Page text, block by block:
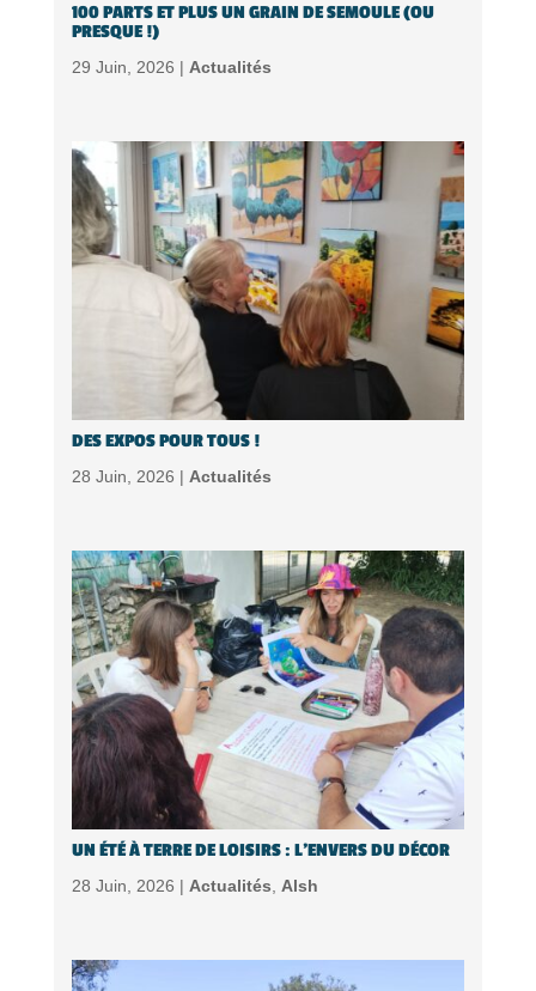
100 PARTS ET PLUS UN GRAIN DE SEMOULE (OU
PRESQUE !)
29 Juin, 2026 | Actualités
DES EXPOS POUR TOUS !
28 Juin, 2026 | Actualités
UN ÉTÉ À TERRE DE LOISIRS : L’ENVERS DU DÉCOR
28 Juin, 2026 | Actualités Alsh